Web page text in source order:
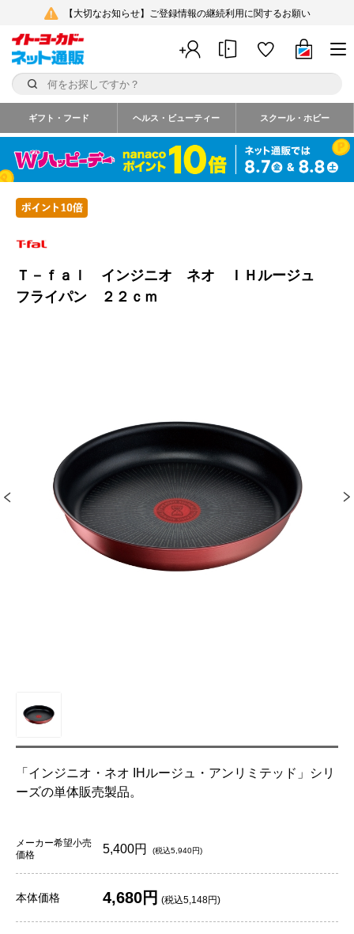
【大切なお知らせ】ご登録情報の継続利用に関するお願い
ギフト・フード ヘルス・ビューティー スクール・ホビー
Ｔ－ｆａｌ インジニオ ネオ ＩＨルージュ
フライパン ２２ｃｍ
「インジニオ・ネオ IHルージュ・アンリミテッド」シリ
ーズの単体販売製品。
メーカー希望小売
価格
5,400円 (税込5,940円)
本体価格 4,680円 (税込5,148円)